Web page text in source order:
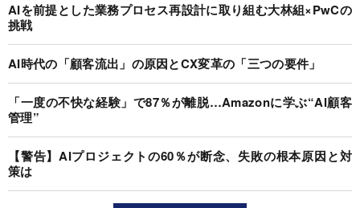
AIを前提とした業務プロセス再設計に取り組む大林組×PwCの
挑戦
AI時代の「顧客流出」の原因とCX変革の「三つの要件」
「一度の不快な経験」で87％が離脱…Amazonに学ぶ“AI顧客
管理”
【警告】AIプロジェクトの60％が断念、失敗の根本原因と対
策は